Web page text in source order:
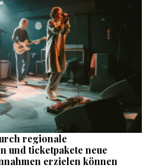
regionale
und ticketpakete neue
erzielen können